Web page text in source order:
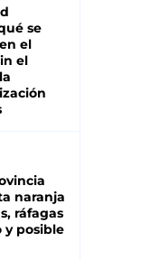
se
el
el
naranja
ráfagas
y posible